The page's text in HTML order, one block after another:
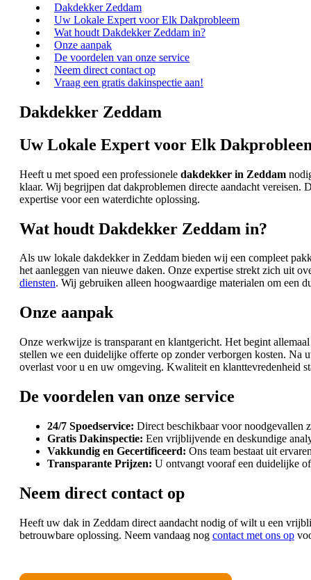
Dakdekker Zeddam
Uw Lokale Expert voor Elk Dakprobleem
Wat houdt Dakdekker Zeddam in?
Onze aanpak
De voordelen van onze service
Neem direct contact op
Vraag een gratis dakinspectie aan!
Dakdekker Zeddam
Uw Lokale Expert voor Elk
Heeft u met spoed een professionele dakdekker in Zeddam
klaar. Wij begrijpen dat dakproblemen directe aandacht
expertise voor een waterdichte oplossing.
Wat houdt Dakdekker Zeddam in?
Als uw lokale dakdekker in Zeddam bieden wij een compleet
het aanleggen van nieuwe daken. Onze expertise strekt zich uit
diensten. Wij gebruiken alleen hoogwaardige materialen om een
Onze aanpak
Onze werkwijze is transparant en klantgericht. Het begint
stellen we een duidelijke offerte op zonder verborgen kosten. Na
overlast voor u en uw omgeving. Kwaliteit en klanttevredenheid
De voordelen van onze service
24/7 Spoedservice: Direct beschikbaar voor noodgevallen
Gratis Dakinspectie: Een vrijblijvende en deskundige
Vakkundig en Gecertificeerd: Ons team bestaat uit
Transparante Prijzen: U ontvangt vooraf een duidelijke
Neem direct contact op
Heeft uw dak in Zeddam direct aandacht nodig of wilt u een
betrouwbare oplossing. Neem vandaag nog contact met ons op